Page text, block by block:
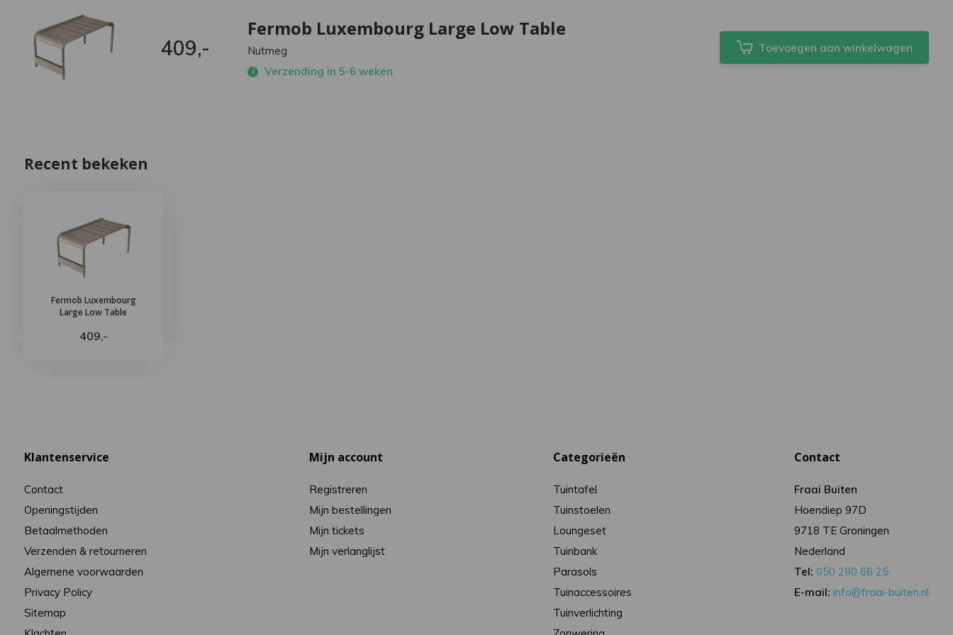
409,-
Fermob Luxembourg Large Low Table
Nutmeg
Verzending in 5-6 weken
Toevoegen aan winkelwagen
Recent bekeken
Fermob Luxembourg
Large Low Table
409,-
Klantenservice
Contact
Openingstijden
Betaalmethoden
Verzenden & retourneren
Algemene voorwaarden
Privacy Policy
Sitemap
Mijn account
Registreren
Mijn bestellingen
Mijn tickets
Mijn verlanglijst
Categorieën
Tuintafel
Tuinstoelen
Loungeset
Tuinbank
Parasols
Tuinaccessoires
Tuinverlichting
Contact
Fraai Buiten
Hoendiep 97D
9718 TE Groningen
Nederland
Tel: 050 280 66 25
E-mail: info@fraai-buiten.nl